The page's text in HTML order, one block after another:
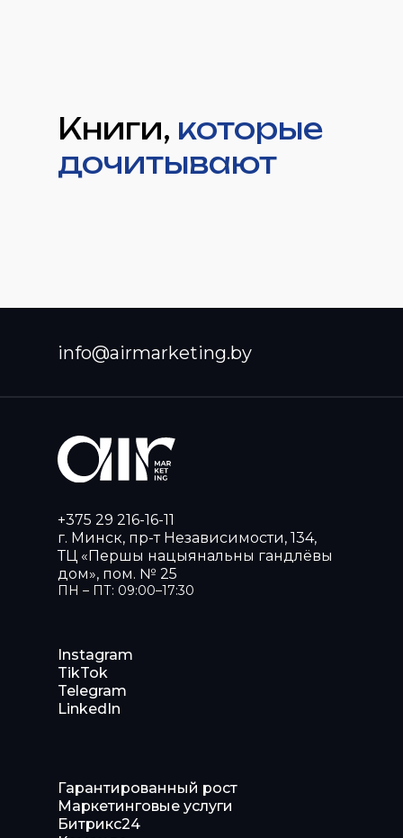
Книги, которые
дочитывают
info@airmarketing.by
Instagram
TikTok
Telegram
LinkedIn
Гарантированный рост
Маркетинговые услуги
Битрикс24
+375 29 216-16-11
г. Минск, пр-т Независимости, 134,
ТЦ «Першы нацыянальны гандлёвы
дом», пом. № 25
ПН – ПТ: 09:00–17:30